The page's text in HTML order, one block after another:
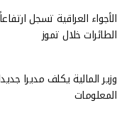
الطائرات خلال تموز
وزير المالية يكلف مديرا
المعلومات